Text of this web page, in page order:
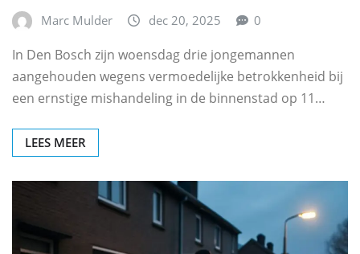
Marc Mulder dec 20, 2025 0
In Den Bosch zijn woensdag drie jongemannen
aangehouden wegens vermoedelijke betrokkenheid bij
een ernstige mishandeling in de binnenstad op 11…
LEES MEER